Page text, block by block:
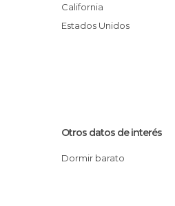
California
Estados Unidos
Otros datos de interés
Dormir barato